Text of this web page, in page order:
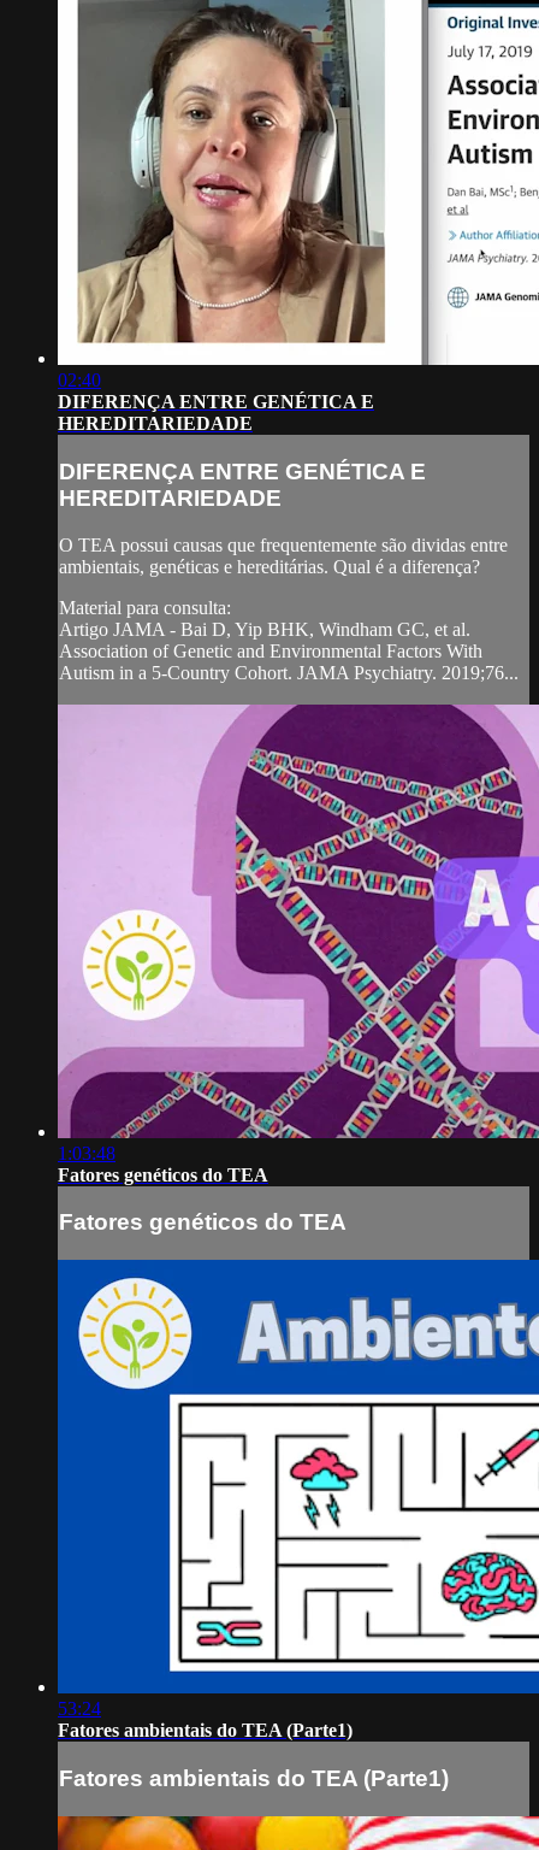
02:40
DIFERENÇA ENTRE GENÉTICA E
HEREDITARIEDADE
DIFERENÇA ENTRE GENÉTICA E
HEREDITARIEDADE
O TEA possui causas que frequentemente são dividas entre
ambientais, genéticas e hereditárias. Qual é a diferença?
Material para consulta:
Artigo JAMA - Bai D, Yip BHK, Windham GC, et al.
Association of Genetic and Environmental Factors With
Autism in a 5-Country Cohort. JAMA Psychiatry. 2019;76...
1:03:48
Fatores genéticos do TEA
Fatores genéticos do TEA
53:24
Fatores ambientais do TEA (Parte1)
Fatores ambientais do TEA (Parte1)